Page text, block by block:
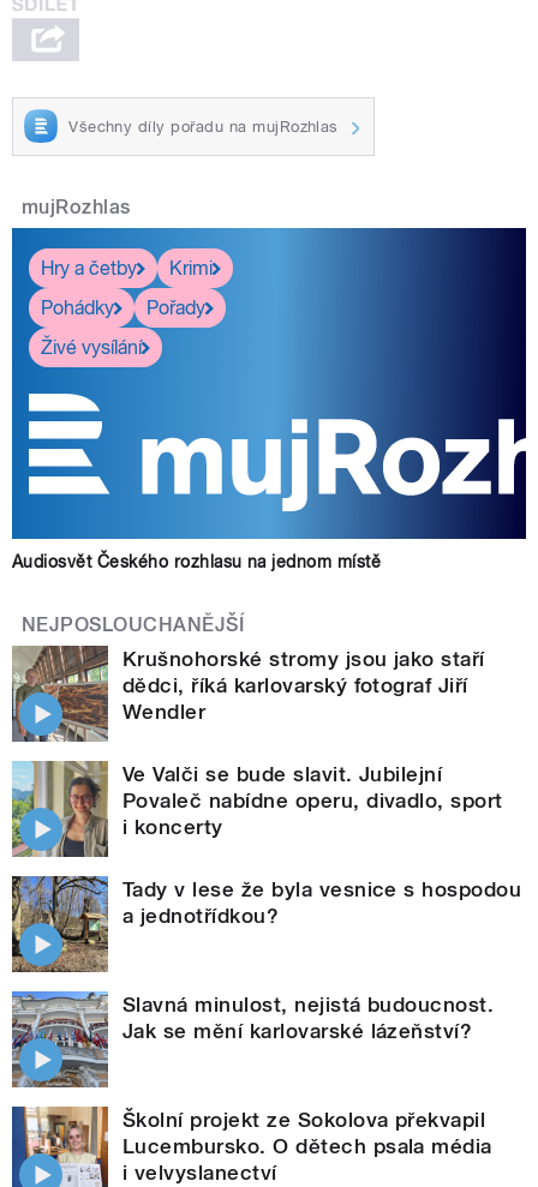
Všechny díly pořadu na mujRozhlas
mujRozhlas
Hry a četby
Krimi
Pohádky
Pořady
Živé vysílání
Audiosvět Českého rozhlasu na jednom místě
NEJPOSLOUCHANĚJŠÍ
Krušnohorské stromy jsou jako staří
dědci, říká karlovarský fotograf Jiří
Wendler
Ve Valči se bude slavit. Jubilejní
Povaleč nabídne operu, divadlo, sport
i koncerty
Tady v lese že byla vesnice s hospodou
a jednotřídkou?
Slavná minulost, nejistá budoucnost.
Jak se mění karlovarské lázeňství?
Školní projekt ze Sokolova překvapil
Lucembursko. O dětech psala média
i velvyslanectví